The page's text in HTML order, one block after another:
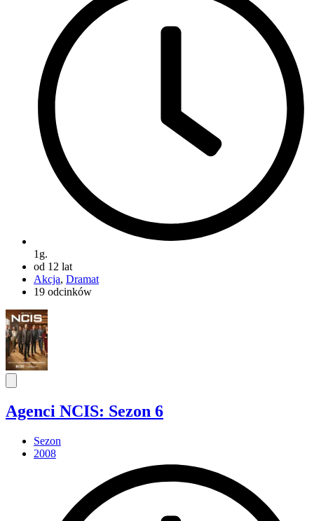
1g.
od 12 lat
Akcja, Dramat
19 odcinków
Agenci NCIS: Sezon 6
Sezon
2008